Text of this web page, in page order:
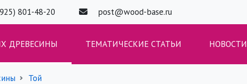
801-48-20 post@wood-base.ru
ДРЕВЕСИНЫ ТЕМАТИЧЕСКИЕ СТАТЬИ НОВОСТИ
Той